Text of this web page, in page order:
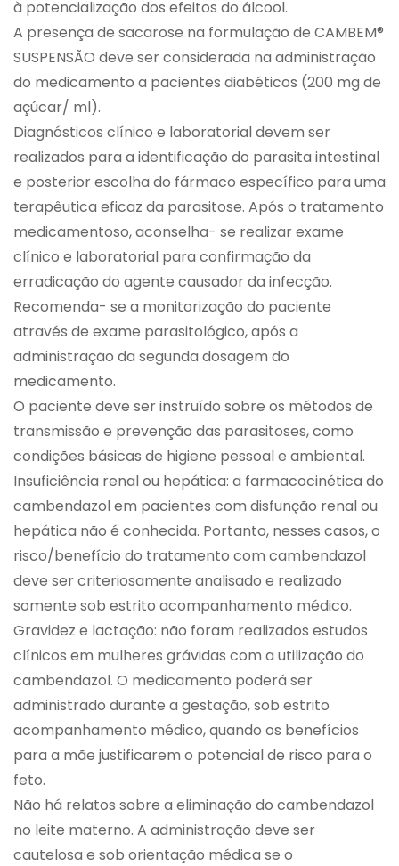
à potencialização dos efeitos do álcool.
A presença de sacarose na formulação de CAMBEM®
SUSPENSÃO deve ser considerada na administração
do medicamento a pacientes diabéticos (200 mg de
açúcar/ ml).
Diagnósticos clínico e laboratorial devem ser
realizados para a identificação do parasita intestinal
e posterior escolha do fármaco específico para uma
terapêutica eficaz da parasitose. Após o tratamento
medicamentoso, aconselha- se realizar exame
clínico e laboratorial para confirmação da
erradicação do agente causador da infecção.
Recomenda- se a monitorização do paciente
através de exame parasitológico, após a
administração da segunda dosagem do
medicamento.
O paciente deve ser instruído sobre os métodos de
transmissão e prevenção das parasitoses, como
condições básicas de higiene pessoal e ambiental.
Insuficiência renal ou hepática: a farmacocinética do
cambendazol em pacientes com disfunção renal ou
hepática não é conhecida. Portanto, nesses casos, o
risco/benefício do tratamento com cambendazol
deve ser criteriosamente analisado e realizado
somente sob estrito acompanhamento médico.
Gravidez e lactação: não foram realizados estudos
clínicos em mulheres grávidas com a utilização do
cambendazol. O medicamento poderá ser
administrado durante a gestação, sob estrito
acompanhamento médico, quando os benefícios
para a mãe justificarem o potencial de risco para o
feto.
Não há relatos sobre a eliminação do cambendazol
no leite materno. A administração deve ser
cautelosa e sob orientação médica se o